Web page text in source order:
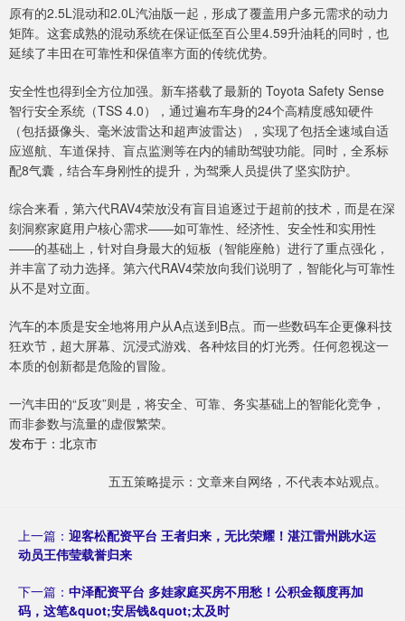
原有的2.5L混动和2.0L汽油版一起，形成了覆盖用户多元需求的动力
矩阵。这套成熟的混动系统在保证低至百公里4.59升油耗的同时，也
延续了丰田在可靠性和保值率方面的传统优势。
安全性也得到全方位加强。新车搭载了最新的 Toyota Safety Sense
智行安全系统（TSS 4.0），通过遍布车身的24个高精度感知硬件
（包括摄像头、毫米波雷达和超声波雷达），实现了包括全速域自适
应巡航、车道保持、盲点监测等在内的辅助驾驶功能。同时，全系标
配8气囊，结合车身刚性的提升，为驾乘人员提供了坚实防护。
综合来看，第六代RAV4荣放没有盲目追逐过于超前的技术，而是在深
刻洞察家庭用户核心需求——如可靠性、经济性、安全性和实用性
——的基础上，针对自身最大的短板（智能座舱）进行了重点强化，
并丰富了动力选择。第六代RAV4荣放向我们说明了，智能化与可靠性
从不是对立面。
汽车的本质是安全地将用户从A点送到B点。而一些数码车企更像科技
狂欢节，超大屏幕、沉浸式游戏、各种炫目的灯光秀。任何忽视这一
本质的创新都是危险的冒险。
一汽丰田的“反攻”则是，将安全、可靠、务实基础上的智能化竞争，
而非参数与流量的虚假繁荣。
发布于：北京市
五五策略提示：文章来自网络，不代表本站观点。
上一篇： 迎客松配资平台 王者归来，无比荣耀！湛江雷州跳水运
动员王伟莹载誉归来
下一篇： 中泽配资平台 多娃家庭买房不用愁！公积金额度再加
码，这笔&quot;安居钱&quot;太及时